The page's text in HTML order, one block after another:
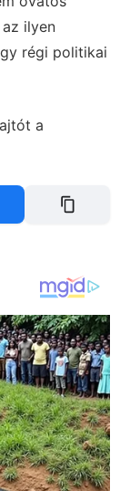
ilyen
régi politikai
a